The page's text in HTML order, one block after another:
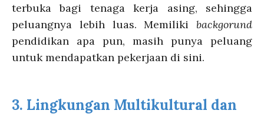
terbuka bagi tenaga kerja asing, sehingga
peluangnya lebih luas. Memiliki backgorund
pendidikan apa pun, masih punya peluang
untuk mendapatkan pekerjaan di sini.
3. Lingkungan Multikultural dan